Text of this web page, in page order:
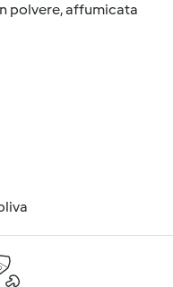
polvere, affumicata